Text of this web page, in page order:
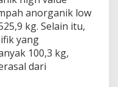
anorganik low
kg. Selain itu,
yang
100,3 kg,
dari